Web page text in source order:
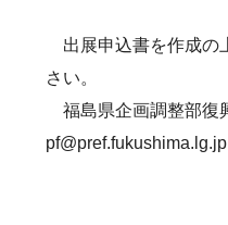
出展申込書を作成の
さい。
福島県企画調整部復
pf@pref.fukushima.lg.jp